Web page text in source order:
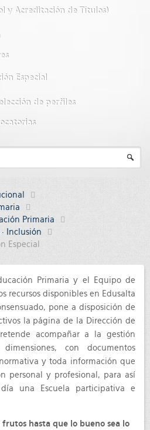
y Acreditación de Títulos)
Especial
de perfiles
Primaria
Inclusión
Especial
Primaria y el Equipo de
recursos disponibles en Edusalta
pone a disposición de
la página de la Dirección de
acompañar a la gestión
con documentos
y toda información que
personal y profesional, para así
una Escuela participativa e
hasta que lo bueno sea lo